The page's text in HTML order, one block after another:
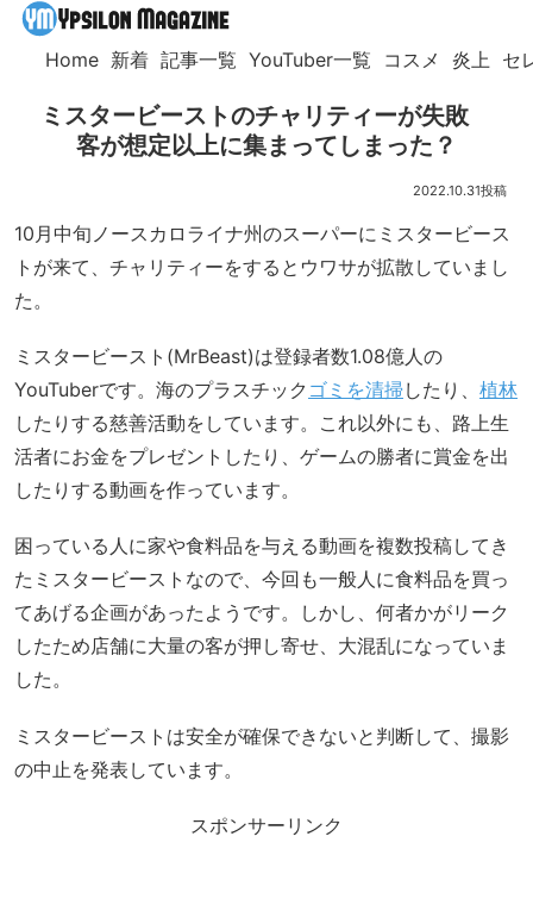
Home 新着 記事一覧 YouTuber一覧 コスメ 炎上 セ
ミスタービーストのチャリティーが失敗
客が想定以上に集まってしまった？
2022.10.31
10月中旬ノースカロライナ州のスーパーにミスタービース
トが来て、チャリティーをするとウワサが拡散していまし
た。
ミスタービースト(MrBeast)は登録者数1.08億人の
YouTuberです。海のプラスチック ゴミを清掃したり、 植林
したりする慈善活動をしています。これ以外にも、路上生
活者にお金をプレゼントしたり、ゲームの勝者に賞金を出
したりする動画を作っています。
困っている人に家や食料品を与える動画を複数投稿してき
たミスタービーストなので、今回も一般人に食料品を買っ
てあげる企画があったようです。しかし、何者かがリーク
したため店舗に大量の客が押し寄せ、大混乱になっていま
した。
ミスタービーストは安全が確保できないと判断して、撮影
の中止を発表しています。
スポンサーリンク